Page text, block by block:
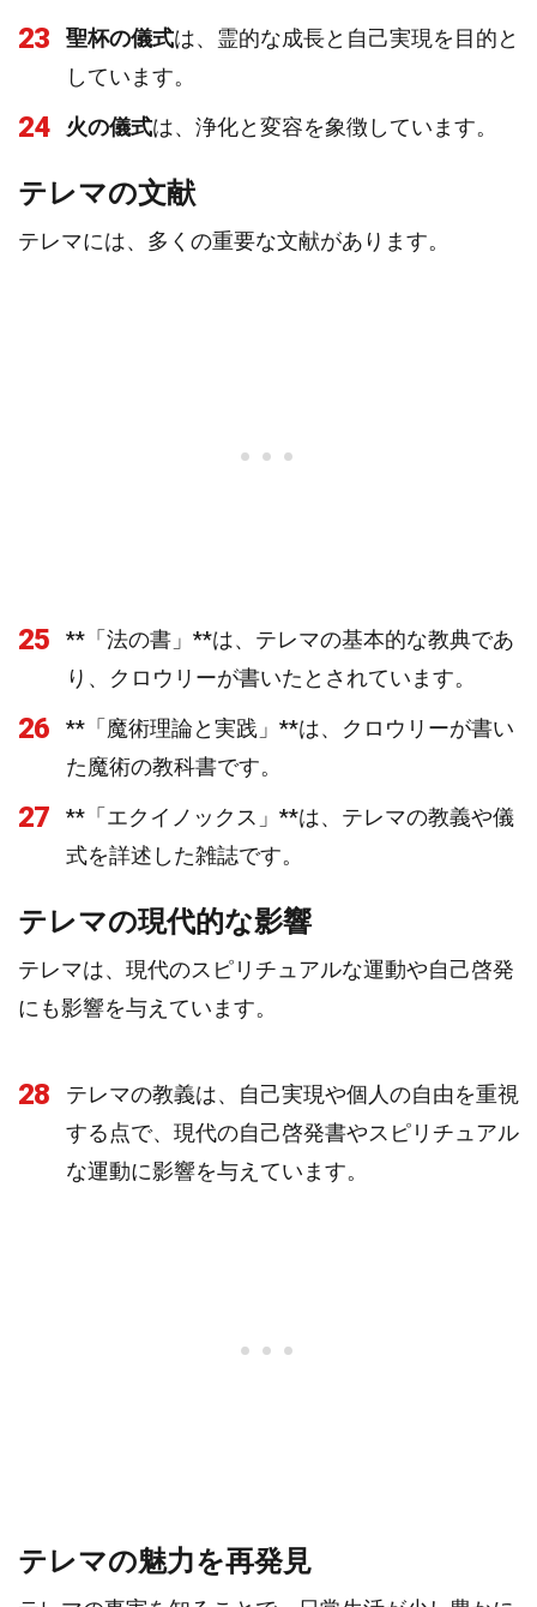
23 聖杯の儀式は、霊的な成長と自己実現を目的と
しています。
24 火の儀式は、浄化と変容を象徴しています。
テレマの文献
テレマには、多くの重要な文献があります。
25
**「法の書」**は、テレマの基本的な教典であ
り、クロウリーが書いたとされています。
26
**「魔術理論と実践」**は、クロウリーが書い
た魔術の教科書です。
27
**「エクイノックス」**は、テレマの教義や儀
式を詳述した雑誌です。
テレマの現代的な影響
テレマは、現代のスピリチュアルな運動や自己啓発
にも影響を与えています。
28
テレマの教義は、自己実現や個人の自由を重視
する点で、現代の自己啓発書やスピリチュアル
な運動に影響を与えています。
テレマの魅力を再発見